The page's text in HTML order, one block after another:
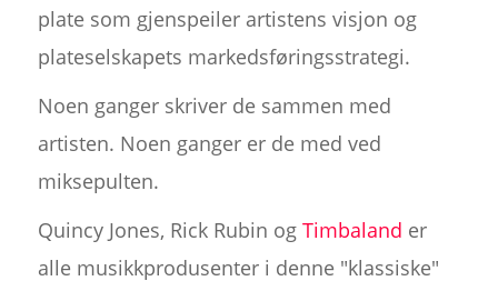
plate som gjenspeiler artistens visjon og
plateselskapets markedsføringsstrategi.
Noen ganger skriver de sammen med
artisten. Noen ganger er de med ved
miksepulten.
Quincy Jones, Rick Rubin og Timbaland er
alle musikkprodusenter i denne "klassiske"